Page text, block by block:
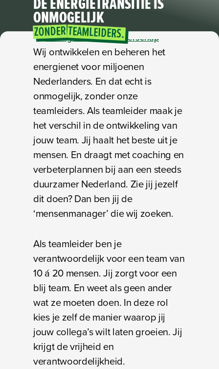
DE ENERGIETRANSITIEIS
ONMOGELIJK
ZONDERTEAMLEIDERS.
Management en Leiderschap
Wij ontwikkelen en beheren het
energienet voor miljoenen
Nederlanders. En dat echt is
onmogelijk, zonder onze
teamleiders. Als teamleider maak je
het verschil in de ontwikkeling van
jouw team. Jij haalt het beste uit je
mensen. En draagt met coaching en
verbeterplannen bij aan een steeds
duurzamer Nederland. Zie jij jezelf
dit doen? Dan ben jij de
‘mensenmanager’ die wij zoeken.
Als teamleider ben je
verantwoordelijk voor een team van
10 á 20 mensen. Jij zorgt voor een
blij team. En weet als geen ander
wat ze moeten doen. In deze rol
kies je zelf de manier waarop jij
jouw collega’s wilt laten groeien. Jij
krijgt de vrijheid en
verantwoordelijkheid.